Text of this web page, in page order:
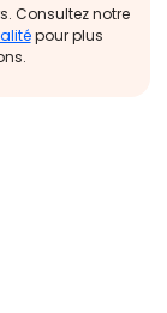
Consultez notre
pour plus